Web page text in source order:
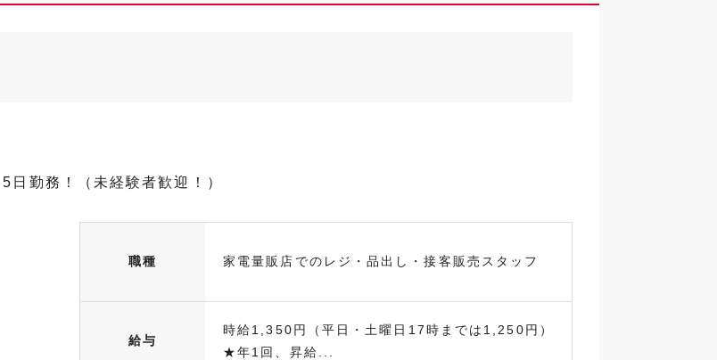
勤務！（未経験者歓迎！）
職種 家電量販店でのレジ・品出し・接客販売スタッフ
給与
時給1,350円（平日・土曜日17時までは1,250円）
★年1回、昇給...